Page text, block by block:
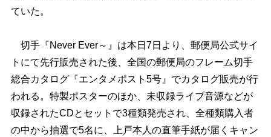
ていた。
切手『Never Ever～』は本日7日より、郵便局公式サイ
トにて先行販売された後、全国の郵便局のフレーム切手
総合カタログ『エンタメポスト5号』でカタログ販売が行
われる。特製ポスターのほか、未収録ライブ音源などが
収録されたCDとセットで3種類発売され、全種類購入者
の中から抽選で5名に、上戸本人の直筆手紙が届くキャン